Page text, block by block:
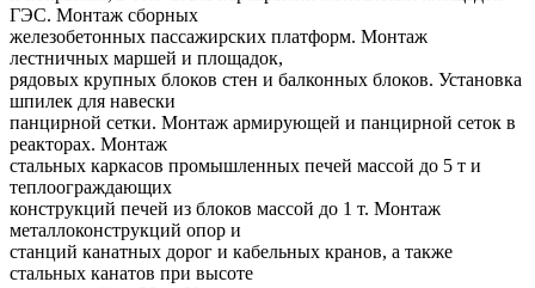
ГЭС. Монтаж сборных
железобетонных пассажирских платформ. Монтаж
лестничных маршей и площадок,
рядовых крупных блоков стен и балконных блоков. Установка
шпилек для навески
панцирной сетки. Монтаж армирующей и панцирной сеток в
реакторах. Монтаж
стальных каркасов промышленных печей массой до 5 т и
теплоограждающих
конструкций печей из блоков массой до 1 т. Монтаж
металлоконструкций опор и
станций канатных дорог и кабельных кранов, а также
стальных канатов при высоте